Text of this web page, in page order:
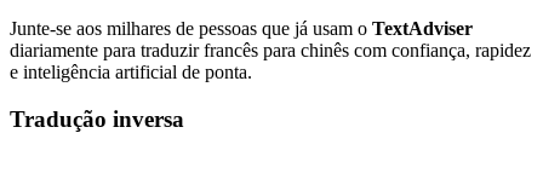
Junte-se aos milhares de pessoas que já usam o TextAdviser
diariamente para traduzir francês para chinês com confiança, rapidez
e inteligência artificial de ponta.
Tradução inversa